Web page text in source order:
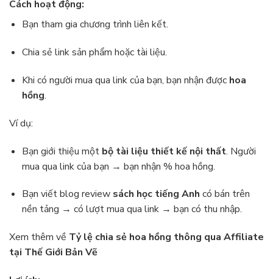
Cách hoạt động:
Bạn tham gia chương trình liên kết.
Chia sẻ link sản phẩm hoặc tài liệu.
Khi có người mua qua link của bạn, bạn nhận được hoa
hồng.
Ví dụ:
Bạn giới thiệu một bộ tài liệu thiết kế nội thất. Người
mua qua link của bạn → bạn nhận % hoa hồng.
Bạn viết blog review sách học tiếng Anh có bán trên
nền tảng → có lượt mua qua link → bạn có thu nhập.
Xem thêm về Tỷ lệ chia sẻ hoa hồng thông qua Affiliate
tại Thế Giới Bản Vẽ